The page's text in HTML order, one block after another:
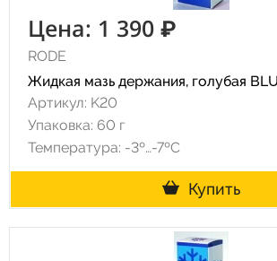
Цена: 1 390 ₽
RODE
Жидкая мазь держания, голубая
Артикул: K20
Упаковка: 60 г
Температура: -3º…-7ºC
Купить